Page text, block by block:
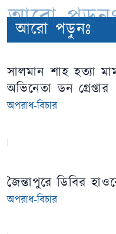
আরো
আরো পড়ুনঃ
সালমান শাহ হত্যা
অভিনেতা ডন গ্রেপ্তার
অপরাধ-বিচার
জৈন্তাপুরে ডিবির
অপরাধ-বিচার